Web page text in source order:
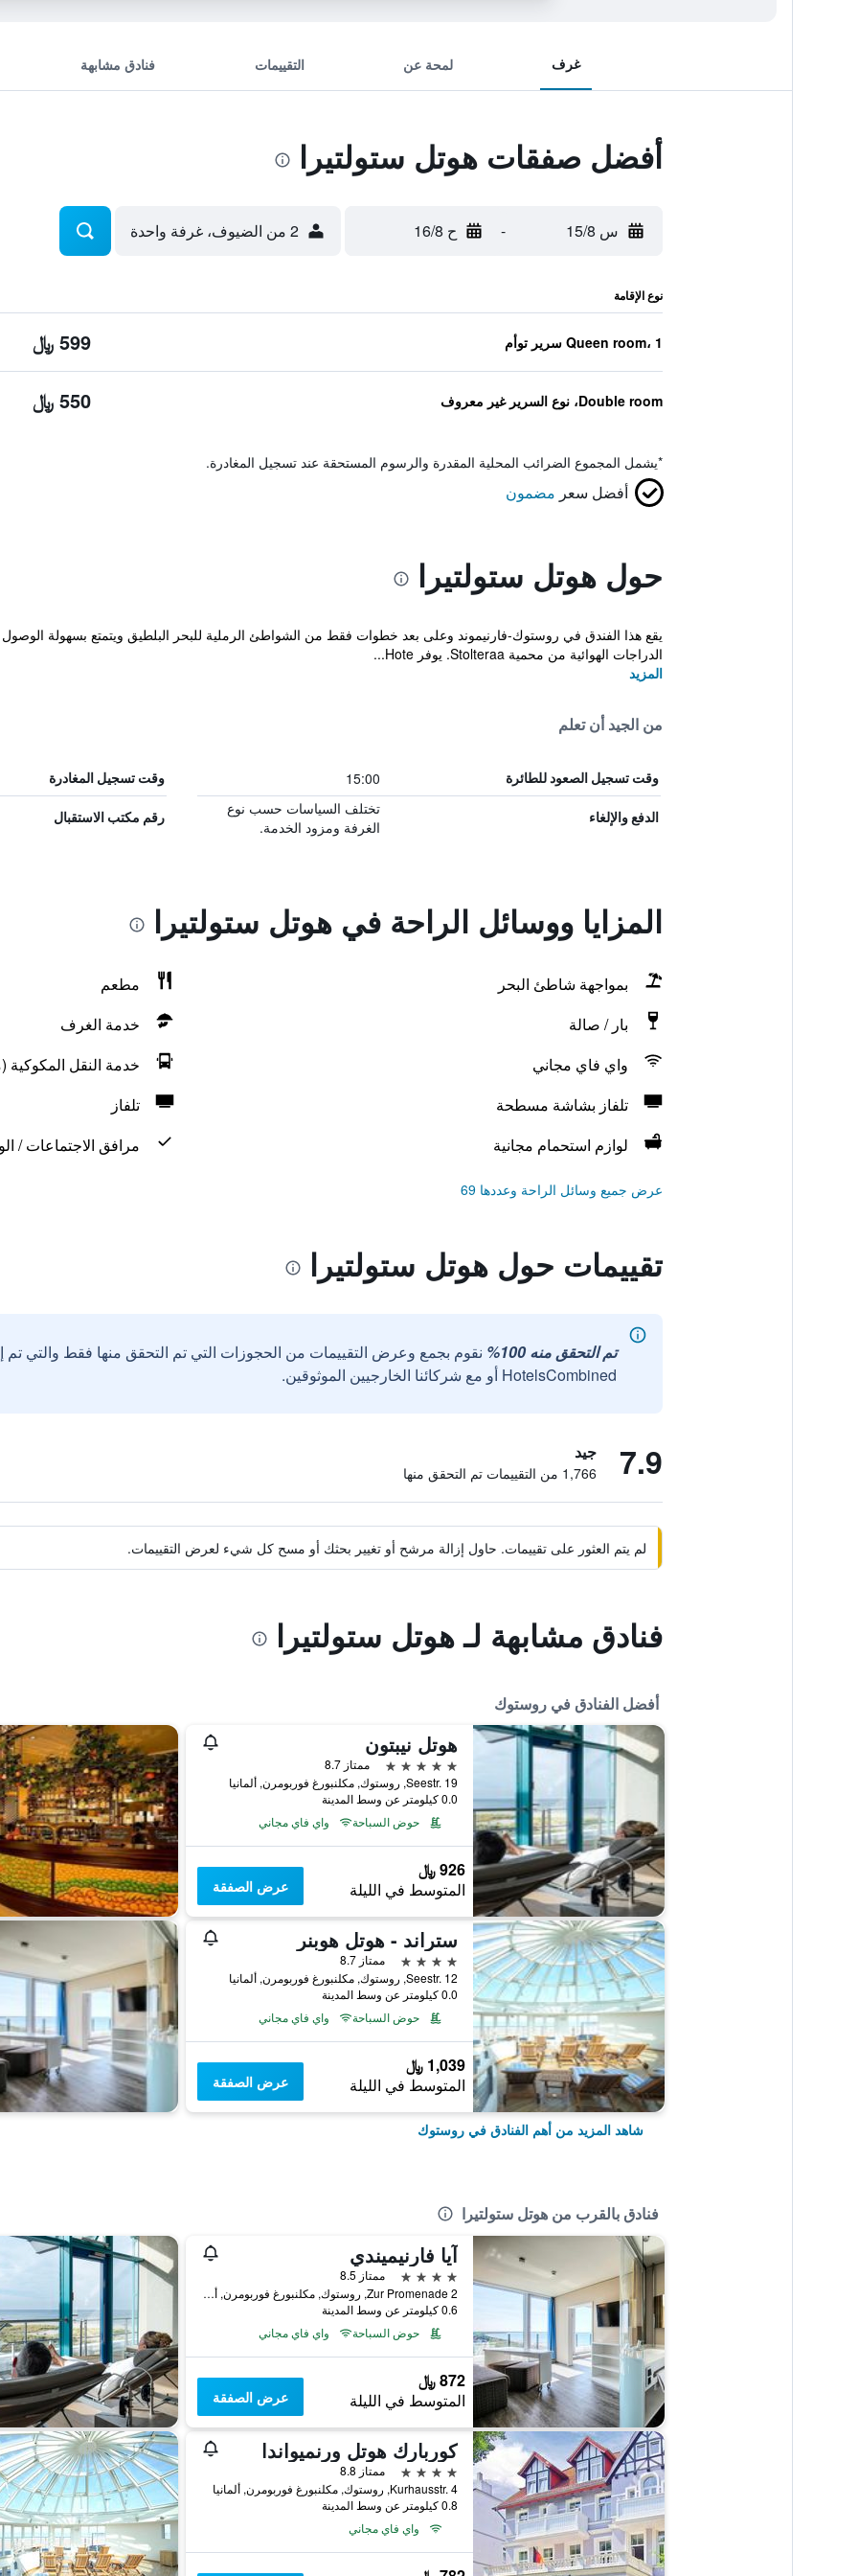
غرف لمحة عن التقييمات فنادق مشابهة
أفضل صفقات هوتل ستولتيرا
س 15/8 - ح 16/8 2 من الضيوف، غرفة واحدة
نوع الإقامة
Queen room، 1 سرير توأم 599 ﷼
Double room، نوع السرير غير معروف 550 ﷼
*يشمل المجموع الضرائب المحلية المقدرة والرسوم المستحقة عند تسجيل المغادرة.
أفضل سعر مضمون
حول هوتل ستولتيرا
يقع هذا الفندق في روستوك-فارنيموند وعلى بعد خطوات فقط من الشواطئ الرملية للبحر البلطيق ويتمتع بسهولة
الدراجات الهوائية من محمية Stolteraa. يوفر Hote...
المزيد
من الجيد أن تعلم
وقت تسجيل الصعود للطائرة 15:00 وقت تسجيل المغادرة
الدفع والإلغاء
تختلف السياسات حسب نوع
الغرفة ومزود الخدمة.
رقم مكتب الاستقبال
المزايا ووسائل الراحة في هوتل ستولتيرا
بمواجهة شاطئ البحر
مطعم
بار / صالة
خدمة الغرف
واي فاي مجاني
خدمة النقل المكوكية
تلفاز بشاشة مسطحة
تلفاز
لوازم استحمام مجانية
مرافق الاجتماعات /
عرض جميع وسائل الراحة وعددها 69
تقييمات حول هوتل ستولتيرا
تم التحقق منه 100%
نقوم بجمع وعرض التقييمات من الحجوزات التي تم التحقق منها فقط والتي
HotelsCombined أو مع شركائنا الخارجيين الموثوقين.
7.9 جيد
1,766 من التقييمات تم التحقق منها
لم يتم العثور على تقييمات. حاول إزالة مرشح أو تغيير بحثك أو مسح كل شيء لعرض التقييمات.
فنادق مشابهة لـ هوتل ستولتيرا
أفضل الفنادق في روستوك
هوتل نيبتون
5 نجوم
ممتاز 8.7
Seestr. 19, روستوك, مكلنبورغ فوربومرن, ألمانيا
0.0 كيلومتر عن وسط المدينة
حوض السباحة
واي فاي مجاني
926 ﷼
المتوسط في الليلة عرض الصفقة
ستراند - هوتل هوبنر
4 نجوم
ممتاز 8.7
Seestr. 12, روستوك, مكلنبورغ فوربومرن, ألمانيا
0.0 كيلومتر عن وسط المدينة
حوض السباحة
واي فاي مجاني
1,039 ﷼
المتوسط في الليلة عرض الصفقة
شاهد المزيد من أهم الفنادق في روستوك
فنادق بالقرب من هوتل ستولتيرا
آيا فارنيميندي
4 نجوم
ممتاز 8.5
Zur Promenade 2, روستوك, مكلنبورغ فوربومرن, ألمانيا
0.6 كيلومتر عن وسط المدينة
حوض السباحة
واي فاي مجاني
872 ﷼
المتوسط في الليلة عرض الصفقة
كوربارك هوتل ورنميواندا
4 نجوم
ممتاز 8.8
Kurhausstr. 4, روستوك, مكلنبورغ فوربومرن, ألمانيا
0.8 كيلومتر عن وسط المدينة
واي فاي مجاني